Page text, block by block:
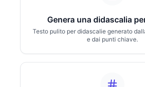
Genera una didascalia
Testo pulito per didascalie generato
e dai punti chiave.